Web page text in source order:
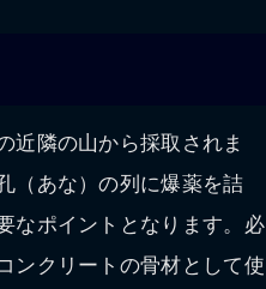
近隣の山から採取されま
（あな）の列に爆薬を詰
なポイントとなります。必
ンクリートの骨材として使